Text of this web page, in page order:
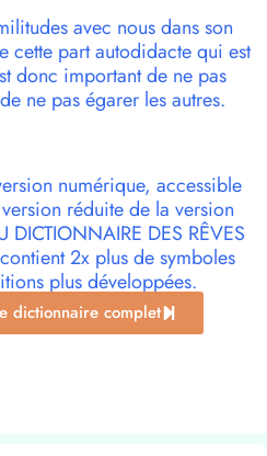
avec nous dans son
cette part autodidacte qui est
donc important de ne pas
ne pas égarer les autres.
numérique, accessible
réduite de la version
DES RÊVES
2x plus de symboles
plus développées.
dictionnaire complet